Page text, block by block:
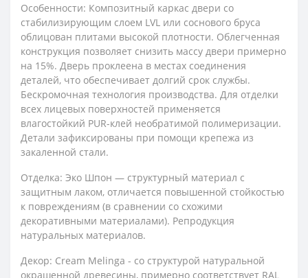
Особенности: Композитный каркас двери со
стабилизирующим слоем LVL или соснового бруса
облицован плитами высокой плотности. Облегченная
конструкция позволяет снизить массу двери примерно
на 15%. Дверь проклеена в местах соединения
деталей, что обеспечивает долгий срок службы.
Бескромочная технология производства. Для отделки
всех лицевых поверхностей применяется
влагостойкий PUR-клей необратимой полимеризации.
Детали зафиксированы при помощи крепежа из
закаленной стали.
Отделка: Эко Шпон — структурный материал с
защитным лаком, отличается повышенной стойкостью
к повреждениям (в сравнении со схожими
декоративными материалами). Репродукция
натуральных материалов.
Декор: Cream Melinga - со структурой натуральной
окрашенной древесины, примерно соответствует RAL